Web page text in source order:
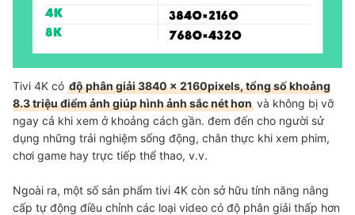
Nếu Yêu Thích Chất Lượng 4K, Hãy Tham Khảo Màn Hình Vi Tính 4K
Tivi 4K có độ phân giải 3840 x 2160pixels, tổng số khoảng
8.3 triệu điểm ảnh giúp hình ảnh sắc nét hơn và không bị vỡ
ngay cả khi xem ở khoảng cách gần. đem đến cho người sử
dụng những trải nghiệm sống động, chân thực khi xem phim,
chơi game hay trực tiếp thể thao, v.v.
Ngoài ra, một số sản phẩm tivi 4K còn sở hữu tính năng nâng
cấp tự động điều chỉnh các loại video có độ phân giải thấp hơn